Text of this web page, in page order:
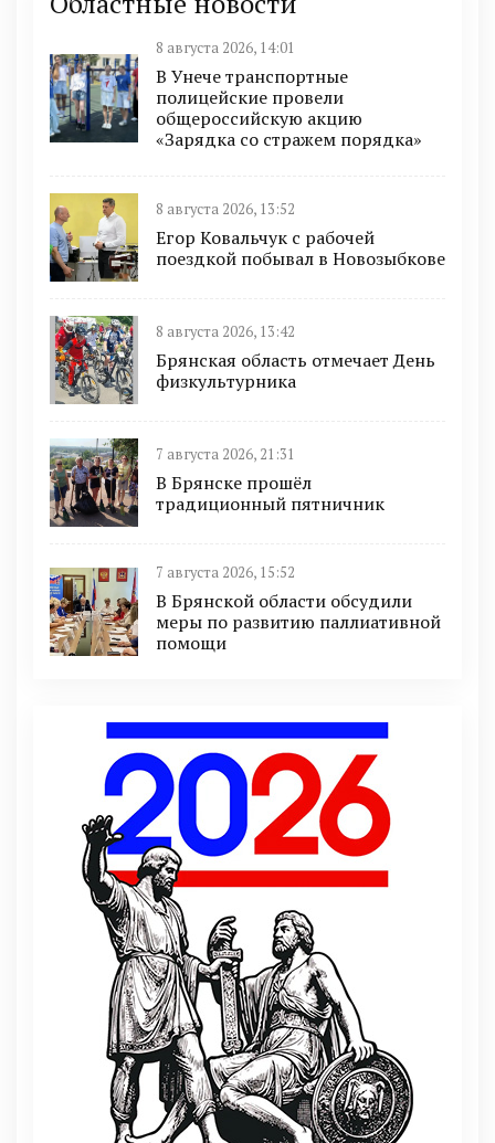
8 августа 2026, 14:01
В Унече транспортные
полицейские провели
общероссийскую акцию
«Зарядка со стражем порядка»
8 августа 2026, 13:52
Егор Ковальчук с рабочей
поездкой побывал в Новозыбкове
8 августа 2026, 13:42
Брянская область отмечает День
физкультурника
7 августа 2026, 21:31
В Брянске прошёл
традиционный пятничник
7 августа 2026, 15:52
В Брянской области обсудили
меры по развитию паллиативной
помощи